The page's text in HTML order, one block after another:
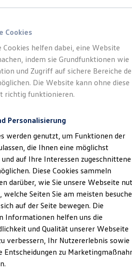
ID Vorteile
kaufen
für Gebrauchtwagen
Gebrauchtwagen
& Garantien
für Nutzfahrzeuge
auf dieser Seite ist die Autohaus
& Rechtliches)
3, 01917 Kamenz
06:30-18:00 Uhr
08:00 -12:00 Uhr
Cookies
Cookies helfen dabei, eine Website
indem sie Grundfunktionen wie
und Zugriff auf sichere Bereiche
Die Website kann ohne diese
richtig funktionieren.
Personalisierung
werden genutzt, um Funktionen der
die Ihnen eine möglichst
auf Ihre Interessen zugeschnittene
Diese Cookies sammeln
darüber, wie Sie unsere Webseite
welche Seiten Sie am meisten
auf der Seite bewegen. Die
Informationen helfen uns die
und Qualität unserer Webseite
verbessern, Ihr Nutzererlebnis sowie
Entscheidungen zu